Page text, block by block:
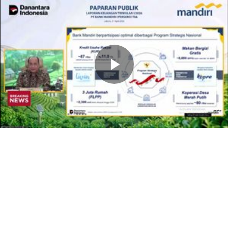
Memutarkan
Video